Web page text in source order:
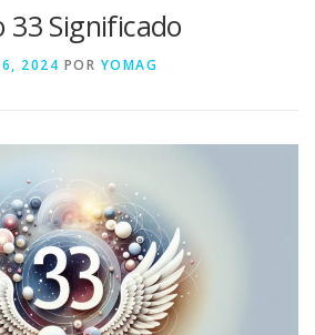
33 Significado
6, 2024 POR YOMAG